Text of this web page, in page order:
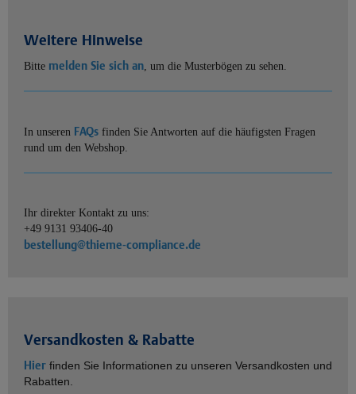
Weitere Hinweise
Bitte melden Sie sich an, um die Musterbögen zu sehen.
In unseren FAQs finden Sie Antworten auf die häufigsten Fragen
rund um den Webshop.
Ihr direkter Kontakt zu uns:
+49 9131 93406-40
bestellung@thieme-compliance.de
Versandkosten & Rabatte
Hier finden Sie Informationen zu unseren Versandkosten und
Rabatten.